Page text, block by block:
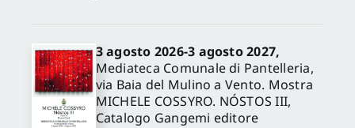
3 agosto 2026-3 agosto 2027,
Mediateca Comunale di Pantelleria,
via Baia del Mulino a Vento. Mostra
MICHELE COSSYRO. NÓSTOS III,
Catalogo Gangemi editore